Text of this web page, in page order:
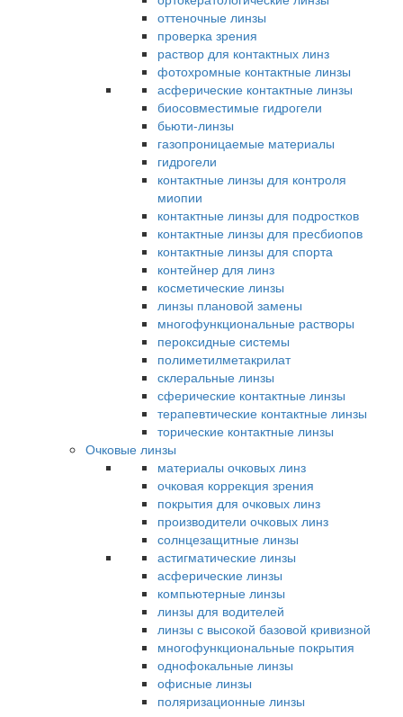
оттеночные линзы
проверка зрения
раствор для контактных линз
фотохромные контактные линзы
асферические контактные линзы
биосовместимые гидрогели
бьюти-линзы
газопроницаемые материалы
гидрогели
контактные линзы для контроля
миопии
контактные линзы для подростков
контактные линзы для пресбиопов
контактные линзы для спорта
контейнер для линз
косметические линзы
линзы плановой замены
многофункциональные растворы
пероксидные системы
полиметилметакрилат
склеральные линзы
сферические контактные линзы
терапевтические контактные линзы
торические контактные линзы
Очковые линзы
материалы очковых линз
очковая коррекция зрения
покрытия для очковых линз
производители очковых линз
солнцезащитные линзы
астигматические линзы
асферические линзы
компьютерные линзы
линзы для водителей
линзы с высокой базовой кривизной
многофункциональные покрытия
однофокальные линзы
офисные линзы
поляризационные линзы